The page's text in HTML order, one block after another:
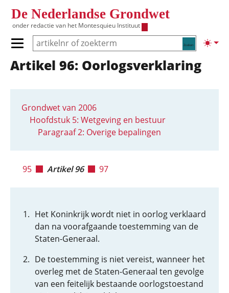
De Nederlandse Grondwet
onder redactie van het Montesquieu Instituut
Zoeken
Primair menu tonen/verbergen
Hoofdnavigatie
Artikel 96: Oorlogsverklaring
Grondwet van 2006
Hoofdstuk 5: Wetgeving en bestuur
Paragraaf 2: Overige bepalingen
95 Artikel 96 97
Het Koninkrijk wordt niet in oorlog verklaard
dan na voorafgaande toestemming van de
Staten-Generaal.
De toestemming is niet vereist, wanneer het
overleg met de Staten-Generaal ten gevolge
van een feitelijk bestaande oorlogstoestand